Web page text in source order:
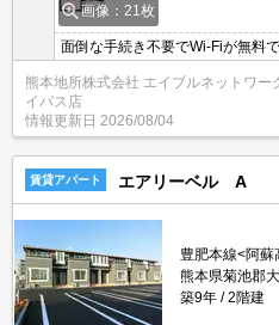
画像：21枚
面倒な手続き不要でWi-Fiが無料
部屋照明器具付きで初期投資を
分！
熊本地所株式会社 エイブルネットワー
イパス店
情報更新日 2026/08/04
賃貸アパート エアリーベル A
豊肥本線<阿
熊本県菊池郡
築9年
2階建